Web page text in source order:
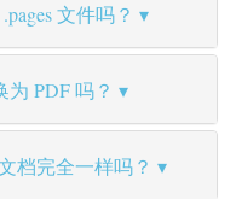
文件吗？
为 PDF 吗？
档完全一样吗？